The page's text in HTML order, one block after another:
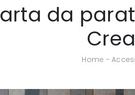
da
Home -